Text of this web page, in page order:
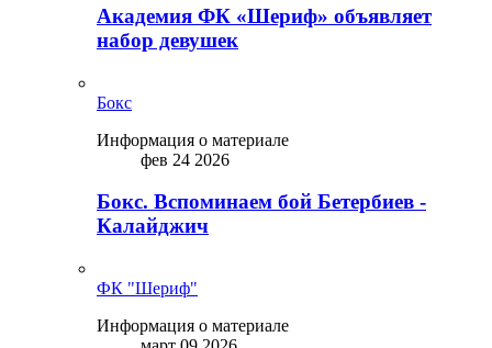
Академия ФК «Шериф» объявляет
набор девушек
Бокс
Информация о материале
фев 24 2026
Бокс. Вспоминаем бой Бетербиев -
Калайджич
ФК "Шериф"
Информация о материале